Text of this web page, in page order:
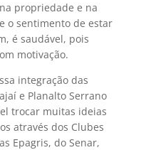
propriedade e na
o sentimento de estar
é saudável, pois
motivação.
integração das
e Planalto Serrano
trocar muitas ideias
através dos Clubes
Epagris, do Senar,